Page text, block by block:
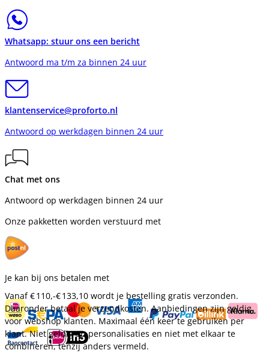
Whatsapp: stuur ons een bericht
Antwoord ma t/m za binnen 24 uur
klantenservice@proforto.nl
Antwoord op werkdagen binnen 24 uur
Chat met ons
Antwoord op werkdagen binnen 24 uur
Onze pakketten worden verstuurd met
Je kan bij ons betalen met
Vanaf€ 110,-€ 133,10 wordt je bestelling gratis verzonden.
Daaronder betaal je verzendkosten. Aanbiedingen zijn geldig
voor webshop klanten. Maximaal één keer te gebruiken per
klant. Niet geldig op personalisaties en niet met elkaar te
combineren, tenzij anders vermeld.